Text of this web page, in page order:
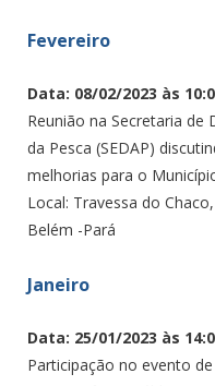
Fevereiro
Data: 08/02/2023 às
Reunião na Secretaria de
da Pesca (SEDAP)
melhorias para o
Local: Travessa do
Belém -Pará
Janeiro
Data: 25/01/2023 às
Participação no evento